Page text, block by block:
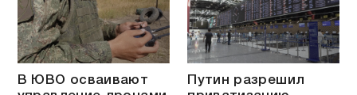
В ЮВО осваивают
Путин разрешил